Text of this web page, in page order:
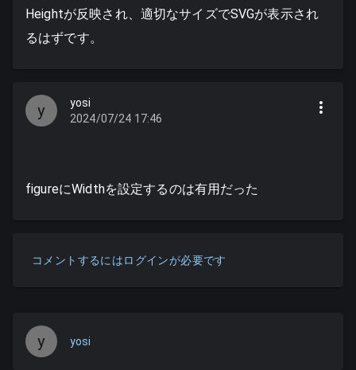
Heightが反映され、適切なサイズでSVGが表示され
るはずです。
y
yosi
2024/07/24 17:46
figureにWidthを設定するのは有用だった
コメントするにはログインが必要です
y yosi